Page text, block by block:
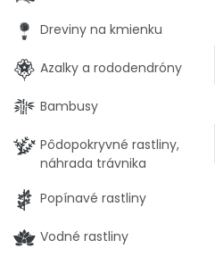
Dreviny na kmienku
Azalky a rododendróny
Bambusy
Pôdopokryvné rastliny,
náhrada trávnika
Popínavé rastliny
Vodné rastliny